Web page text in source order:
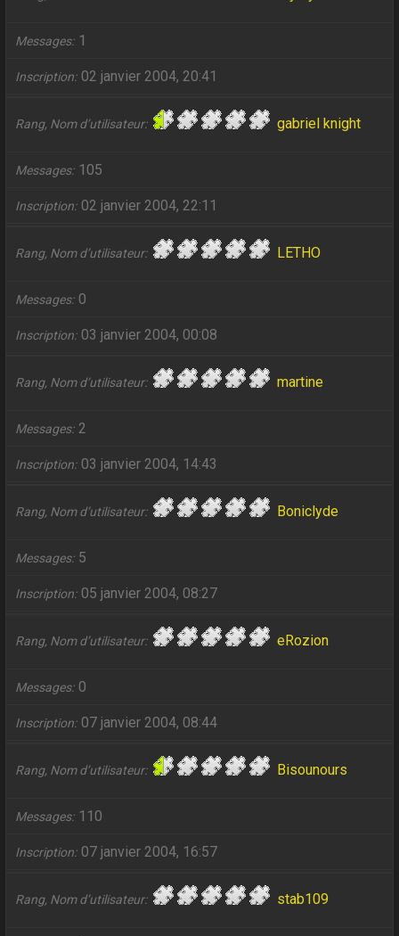
Messages 1
Inscription 02 janvier 2004, 20:41
Rang, Nom d’utilisateur gabriel knight
Messages 105
Inscription 02 janvier 2004, 22:11
Rang, Nom d’utilisateur LETHO
Messages 0
Inscription 03 janvier 2004, 00:08
Rang, Nom d’utilisateur martine
Messages 2
Inscription 03 janvier 2004, 14:43
Rang, Nom d’utilisateur Boniclyde
Messages 5
Inscription 05 janvier 2004, 08:27
Rang, Nom d’utilisateur eRozion
Messages 0
Inscription 07 janvier 2004, 08:44
Rang, Nom d’utilisateur Bisounours
Messages 110
Inscription 07 janvier 2004, 16:57
Rang, Nom d’utilisateur stab109